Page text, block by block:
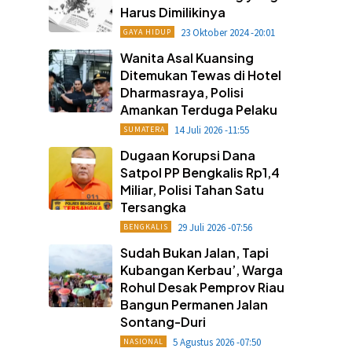
Harus Dimilikinya
GAYA HIDUP 23 Oktober 2024 -20:01
Wanita Asal Kuansing
Ditemukan Tewas di Hotel
Dharmasraya, Polisi
Amankan Terduga Pelaku
SUMATERA 14 Juli 2026 -11:55
Dugaan Korupsi Dana
Satpol PP Bengkalis Rp1,4
Miliar, Polisi Tahan Satu
Tersangka
BENGKALIS 29 Juli 2026 -07:56
Sudah Bukan Jalan, Tapi
Kubangan Kerbau’, Warga
Rohul Desak Pemprov Riau
Bangun Permanen Jalan
Sontang-Duri
NASIONAL 5 Agustus 2026 -07:50